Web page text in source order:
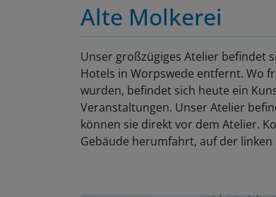
Alte Molkerei
Unser großzügiges Atelier befindet
Hotels in Worpswede entfernt. Wo
wurden, befindet sich heute ein
Veranstaltungen. Unser Atelier
können sie direkt vor dem Atelier.
Gebäude herumfahrt, auf der